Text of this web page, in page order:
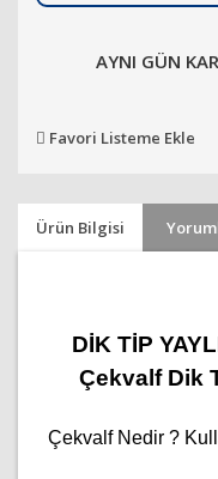
AYNI GÜN
Favori Listeme Ekle
Ürün Bilgisi
DİK TİP
Çekvalf Dik
Çekvalf Nedir ?